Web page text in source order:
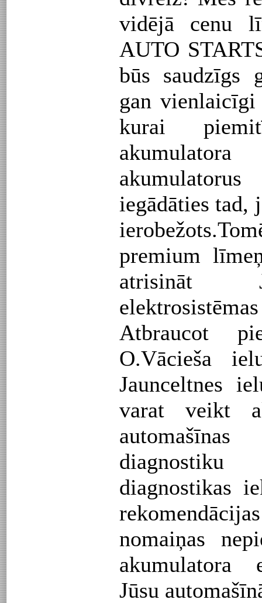
vidējā cenu
AUTO
būs saudzīgs
gan vienlaicīgi
kurai
iegādāties tad,
premium
atrisināt
Atbraucot
O.Vācieša
Jaunceltnes
varat veikt
diagnostikas
nomaiņas
akumulatora
Jūsu